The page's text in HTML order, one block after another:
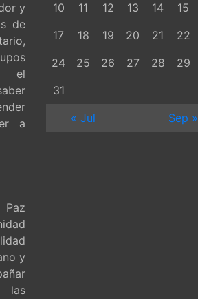
y
de
el
a
Paz
y
10
11 12 13 14 15
17
18 19 20 21 22
24
25 26 27 28 29
31
« Jul
Sep »